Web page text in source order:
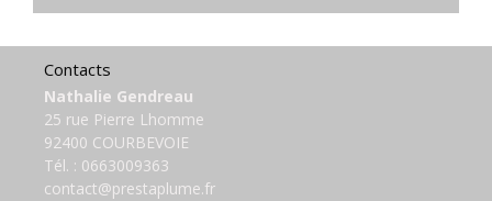
Contacts
Nathalie Gendreau
25 rue Pierre Lhomme
92400 COURBEVOIE
Tél. : 0663009363
contact@prestaplume.fr